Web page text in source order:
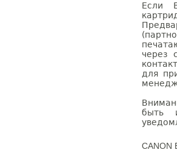
Если
через
для
быть
CANON